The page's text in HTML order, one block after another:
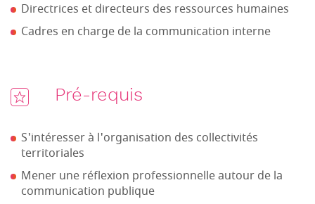
Directrices et directeurs des ressources humaines
Cadres en charge de la communication interne
Pré-requis
S'intéresser à l'organisation des collectivités
territoriales
Mener une réflexion professionnelle autour de la
communication publique